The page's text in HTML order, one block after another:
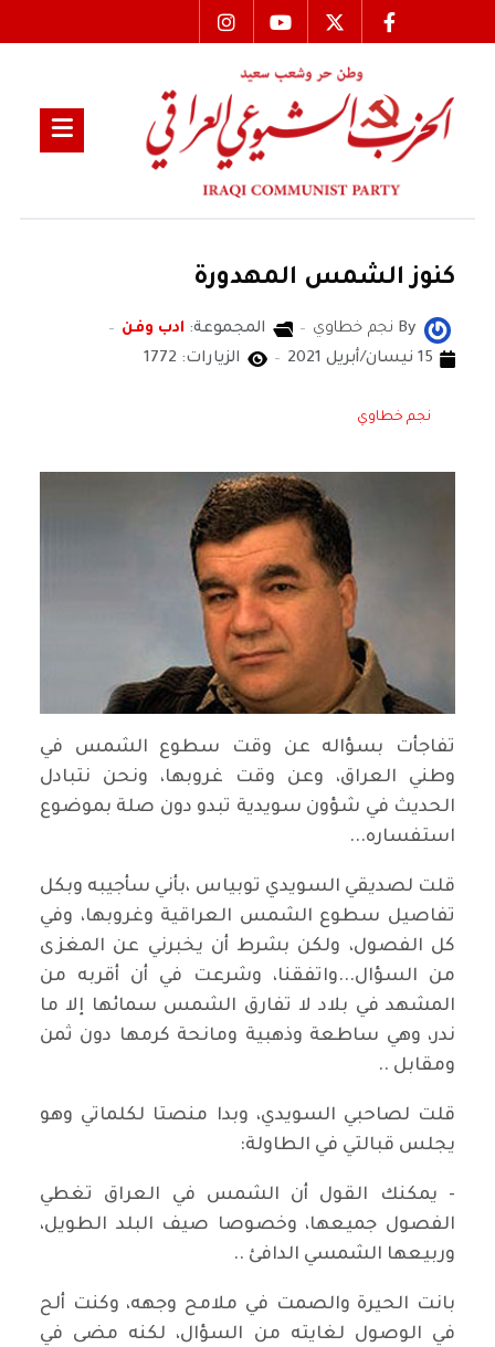
كنوز الشمس المهدورة
By نجم خطاوي المجموعة: ادب وفن
15 نيسان/أبريل 2021
الزيارات: 1772
نجم خطاوي
تفاجأت بسؤاله عن وقت سطوع الشمس في
وطني العراق، وعن وقت غروبها، ونحن نتبادل
الحديث في شؤون سويدية تبدو دون صلة بموضوع
استفساره...
قلت لصديقي السويدي توبياس ،بأني سأجيبه وبكل
تفاصيل سطوع الشمس العراقية وغروبها، وفي
كل الفصول، ولكن بشرط أن يخبرني عن المغزى
من السؤال...واتفقنا، وشرعت في أن أقربه من
المشهد في بلاد لا تفارق الشمس سمائها إلا ما
ندر، وهي ساطعة وذهبية ومانحة كرمها دون ثمن
ومقابل ..
قلت لصاحبي السويدي، وبدا منصتا لكلماتي وهو
يجلس قبالتي في الطاولة:
- يمكنك القول أن الشمس في العراق تغطي
الفصول جميعها، وخصوصا صيف البلد الطويل،
وربيعها الشمسي الدافئ ..
بانت الحيرة والصمت في ملامح وجهه، وكنت ألح
في الوصول لغايته من السؤال، لكنه مضى في